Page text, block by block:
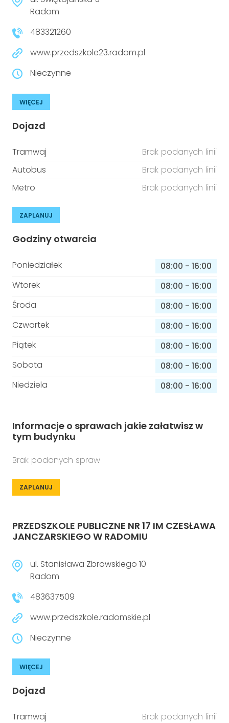
niepełnosprawnościami
Prawo
Prawa osób z niepełnosprawnościami
Aktualności
Urządzenia IoT
Radom
483321260
www.przedszkole23.radom.pl
Nieczynne
WIĘCEJ
Dojazd
Tramwaj
Brak podanych linii
Autobus
Brak podanych linii
Metro
Brak podanych linii
ZAPLANUJ
Godziny otwarcia
Poniedziałek 08:00 - 16:00
Wtorek
08:00 - 16:00
Środa
08:00 - 16:00
Czwartek
08:00 - 16:00
Piątek
08:00 - 16:00
Sobota
08:00 - 16:00
Niedziela
08:00 - 16:00
Informacje o sprawach jakie załatwisz w
tym budynku
Brak podanych spraw
ZAPLANUJ
PRZEDSZKOLE PUBLICZNE NR 17 IM CZESŁAWA
JANCZARSKIEGO W RADOMIU
ul. Stanisława Zbrowskiego 10
Radom
483637509
www.przedszkole.radomskie.pl
Nieczynne
WIĘCEJ
Dojazd
Tramwaj
Brak podanych linii